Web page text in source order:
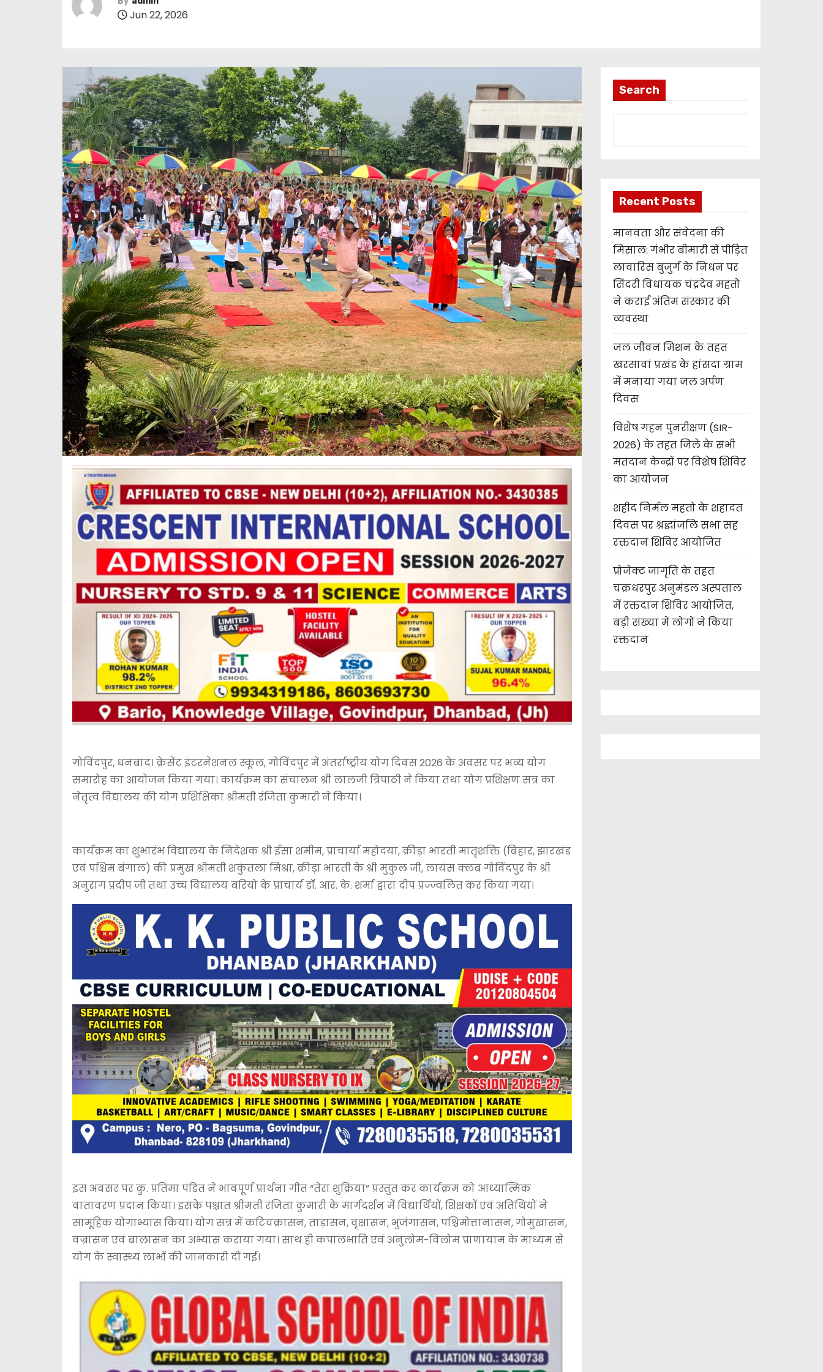
Jun 22, 2026
गोविंदपुर, धनबाद। क्रेसेंट इंटरनेशनल स्कूल, गोविंदपुर में अंतर्राष्ट्रीय योग दिवस 2026 के अवसर पर भव्य योग
समारोह का आयोजन किया गया। कार्यक्रम का संचालन श्री लालजी त्रिपाठी ने किया तथा योग प्रशिक्षण सत्र का
नेतृत्व विद्यालय की योग प्रशिक्षिका श्रीमती रंजिता कुमारी ने किया।
कार्यक्रम का शुभारंभ विद्यालय के निदेशक श्री ईसा शमीम, प्राचार्या महोदया, क्रीड़ा भारती मातृशक्ति (बिहार, झारखंड
एवं पश्चिम बंगाल) की प्रमुख श्रीमती शकुंतला मिश्रा, क्रीड़ा भारती के श्री मुकुल जी, लायंस क्लब गोविंदपुर के श्री
अनुराग प्रदीप जी तथा उच्च विद्यालय बरियो के प्राचार्य डॉ. आर. के. शर्मा द्वारा दीप प्रज्ज्वलित कर किया गया।
इस अवसर पर कु. प्रतिमा पंडित ने भावपूर्ण प्रार्थना गीत “तेरा शुक्रिया” प्रस्तुत कर कार्यक्रम को आध्यात्मिक
वातावरण प्रदान किया। इसके पश्चात श्रीमती रंजिता कुमारी के मार्गदर्शन में विद्यार्थियों, शिक्षकों एवं अतिथियों ने
सामूहिक योगाभ्यास किया। योग सत्र में कटिचक्रासन, ताड़ासन, वृक्षासन, भुजंगासन, पश्चिमोत्तानासन, गोमुखासन,
वज्रासन एवं बालासन का अभ्यास कराया गया। साथ ही कपालभाति एवं अनुलोम-विलोम प्राणायाम के माध्यम से
योग के स्वास्थ्य लाभों की जानकारी दी गई।
Search
Recent Posts
मानवता और संवेदना की
मिसाल: गंभीर बीमारी से पीड़ित
लावारिस बुजुर्ग के निधन पर
सिंदरी विधायक चंद्रदेव महतो
ने कराई अंतिम संस्कार की
व्यवस्था
जल जीवन मिशन के तहत
खरसावां प्रखंड के हांसदा ग्राम
में मनाया गया जल अर्पण
दिवस
विशेष गहन पुनरीक्षण (SIR-
2026) के तहत जिले के सभी
मतदान केन्द्रों पर विशेष शिविर
का आयोजन
शहीद निर्मल महतो के शहादत
दिवस पर श्रद्धांजलि सभा सह
रक्तदान शिविर आयोजित
प्रोजेक्ट जागृति के तहत
चक्रधरपुर अनुमंडल अस्पताल
में रक्तदान शिविर आयोजित,
बड़ी संख्या में लोगों ने किया
रक्तदान